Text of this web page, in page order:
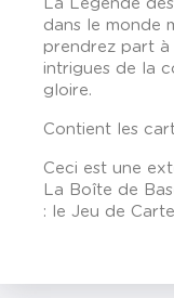
La Légende
dans le monde
prendrez part à
intrigues de la
gloire.
Contient les
Ceci est une
La Boîte de
: le Jeu de